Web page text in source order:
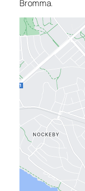
Bromma.